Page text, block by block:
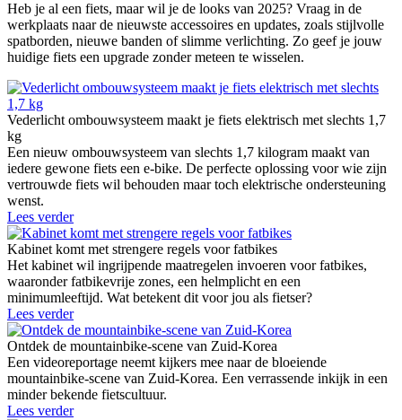
Heb je al een fiets, maar wil je de looks van 2025? Vraag in de
werkplaats naar de nieuwste accessoires en updates, zoals stijlvolle
spatborden, nieuwe banden of slimme verlichting. Zo geef je jouw
huidige fiets een upgrade zonder meteen te wisselen.
Vederlicht ombouwsysteem maakt je fiets elektrisch met slechts 1,7
kg
Een nieuw ombouwsysteem van slechts 1,7 kilogram maakt van
iedere gewone fiets een e-bike. De perfecte oplossing voor wie zijn
vertrouwde fiets wil behouden maar toch elektrische ondersteuning
wenst.
Lees verder
Kabinet komt met strengere regels voor fatbikes
Het kabinet wil ingrijpende maatregelen invoeren voor fatbikes,
waaronder fatbikevrije zones, een helmplicht en een
minimumleeftijd. Wat betekent dit voor jou als fietser?
Lees verder
Ontdek de mountainbike-scene van Zuid-Korea
Een videoreportage neemt kijkers mee naar de bloeiende
mountainbike-scene van Zuid-Korea. Een verrassende inkijk in een
minder bekende fietscultuur.
Lees verder